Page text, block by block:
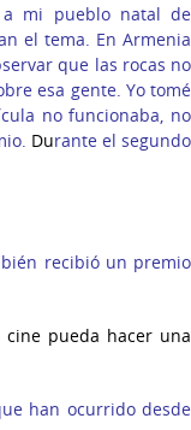
mi pueblo natal de
el tema. En Armenia
que las rocas no
esa gente. Yo tomé
no funcionaba, no
Durante el segundo
recibió un premio
pueda hacer una
han ocurrido desde